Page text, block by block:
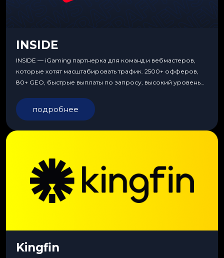
INSIDE
INSIDE — iGaming партнерка для команд и вебмастеров,
которые хотят масштабировать трафик. 2500+ офферов,
80+ GEO, быстрые выплаты по запросу, высокий уровень
подробнее
Kingfin